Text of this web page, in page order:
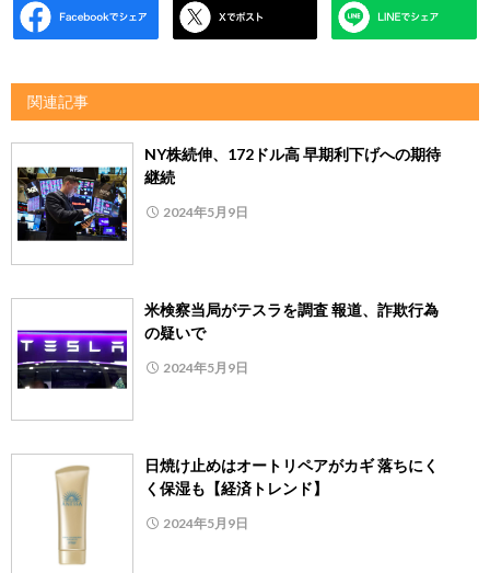
関連記事
NY株続伸、172ドル高 早期利下げへの期待
継続
2024年5月9日
米検察当局がテスラを調査 報道、詐欺行為
の疑いで
2024年5月9日
日焼け止めはオートリペアがカギ 落ちにく
く保湿も【経済トレンド】
2024年5月9日